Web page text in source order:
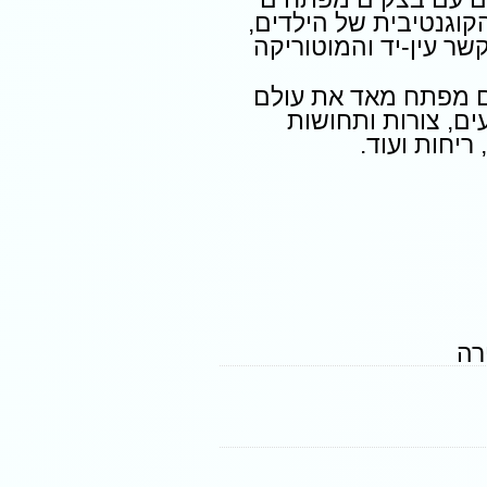
של הילדים,
עין-יד והמוטוריקה
מפתח מאד את עולם
צורות ותחושות
ועוד.